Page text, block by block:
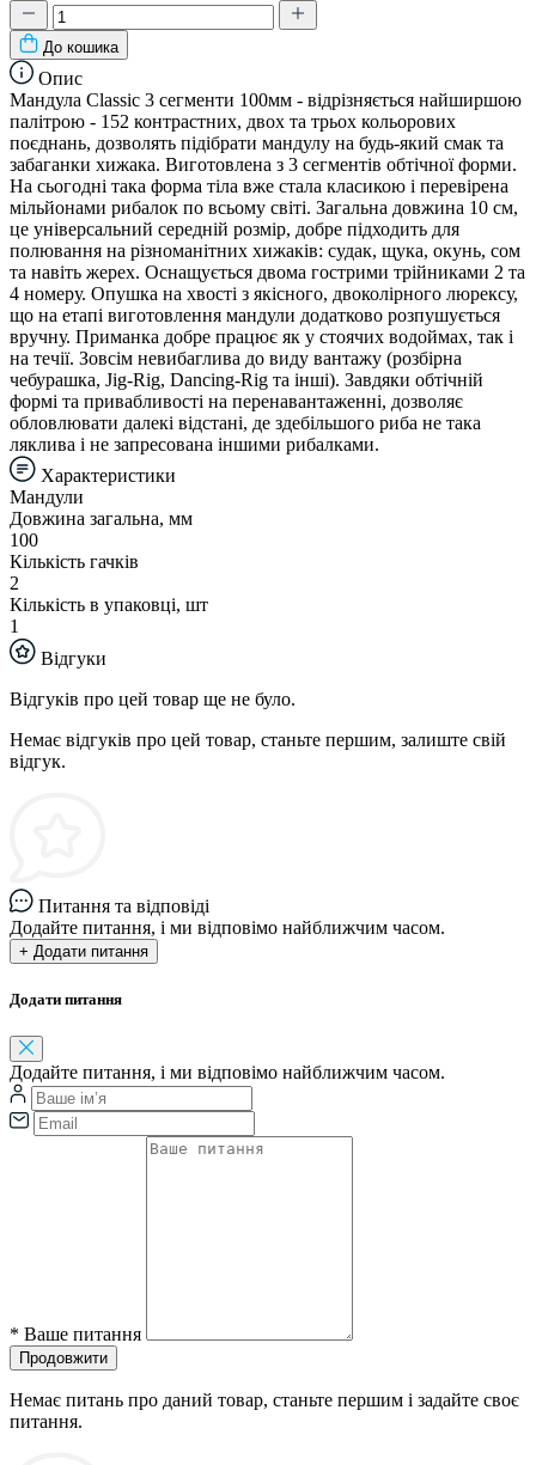
До кошика
Опис
Мандула Classic 3 сегменти 100мм - відрізняється найширшою
палітрою - 152 контрастних, двох та трьох кольорових
поєднань, дозволять підібрати мандулу на будь-який смак та
забаганки хижака. Виготовлена з 3 сегментів обтічної форми.
На сьогодні така форма тіла вже стала класикою і перевірена
мільйонами рибалок по всьому світі. Загальна довжина 10 см,
це універсальний середній розмір, добре підходить для
полювання на різноманітних хижаків: судак, щука, окунь, сом
та навіть жерех. Оснащується двома гострими трійниками 2 та
4 номеру. Опушка на хвості з якісного, двоколірного люрексу,
що на етапі виготовлення мандули додатково розпушується
вручну. Приманка добре працює як у стоячих водоймах, так і
на течії. Зовсім невибаглива до виду вантажу (розбірна
чебурашка, Jig-Rig, Dancing-Rig та інші). Завдяки обтічній
формі та привабливості на перенавантаженні, дозволяє
обловлювати далекі відстані, де здебільшого риба не така
ляклива і не запресована іншими рибалками.
Характеристики
Мандули
Довжина загальна, мм
100
Кількість гачків
2
Кількість в упаковці, шт
1
Відгуки
Відгуків про цей товар ще не було.
Немає відгуків про цей товар, станьте першим, залиште свій
відгук.
Питання та відповіді
Додайте питання, і ми відповімо найближчим часом.
+ Додати питання
Додати питання
Додайте питання, і ми відповімо найближчим часом.
* Ваше питання
Продовжити
Немає питань про даний товар, станьте першим і задайте своє
питання.